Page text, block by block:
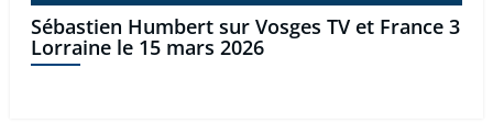
Sébastien Humbert sur Vosges TV et France 3
Lorraine le 15 mars 2026